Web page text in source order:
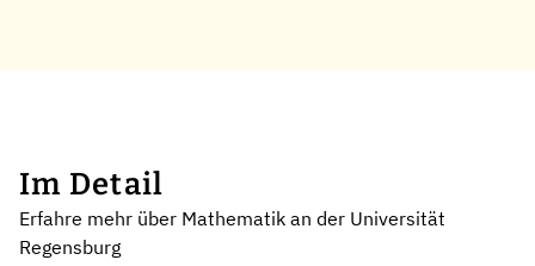
Im Detail
Erfahre mehr über Mathematik an der Universität
Regensburg